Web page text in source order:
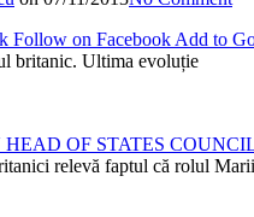
Follow on Facebook Add to
relevă faptul că rolul Marii